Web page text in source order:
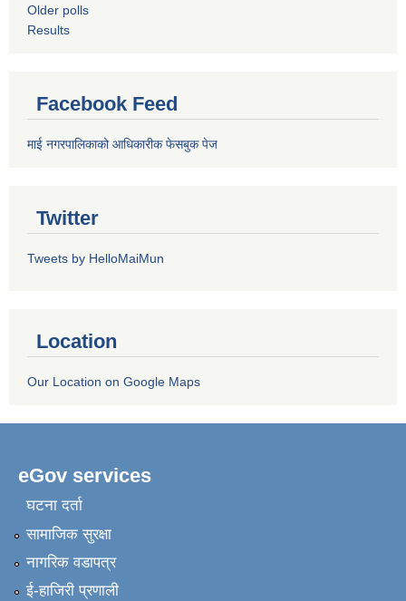
Older polls
Results
Facebook Feed
माई नगरपालिकाको आधिकारीक फेसबुक पेज
Twitter
Tweets by HelloMaiMun
Location
Our Location on Google Maps
eGov services
घटना दर्ता
सामाजिक सुरक्षा
नागरिक वडापत्र
ई-हाजिरी प्रणाली